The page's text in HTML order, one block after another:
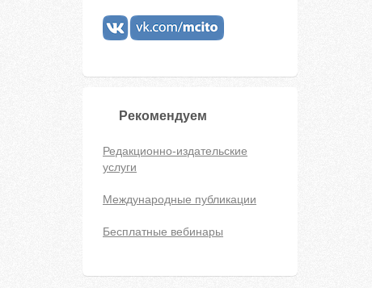
Рекомендуем
Редакционно-издательские
услуги
Международные публикации
Бесплатные вебинары